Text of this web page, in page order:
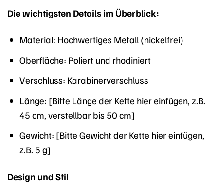
Die wichtigsten Details im Überblick:
Material: Hochwertiges Metall (nickelfrei)
Oberfläche: Poliert und rhodiniert
Verschluss: Karabinerverschluss
Länge: [Bitte Länge der Kette hier einfügen, z.B.
45 cm, verstellbar bis 50 cm]
Gewicht: [Bitte Gewicht der Kette hier einfügen,
z.B. 5 g]
Design und Stil